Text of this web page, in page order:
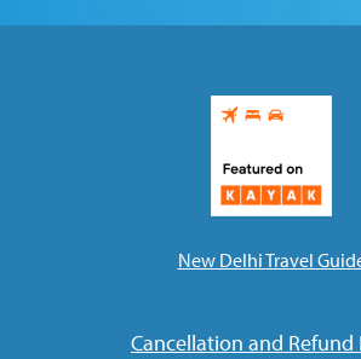
New Delhi Travel
Cancellation and Refund